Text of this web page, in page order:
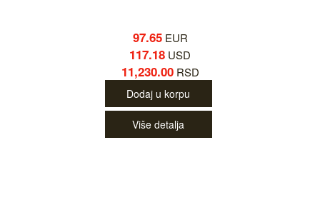
97.65EUR
117.18 USD
11,230.00RSD
Dodaj u korpu
Više detalja